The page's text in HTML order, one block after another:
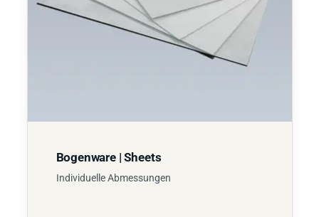
Bogenware | Sheets
Individuelle Abmessungen